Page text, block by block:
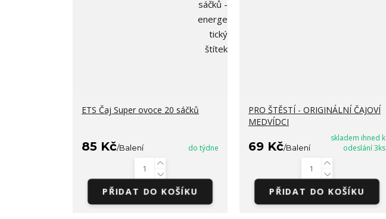
ETS Čaj Super ovoce 20 sáčků
85 Kč/Balení do týdne
PŘIDAT DO KOŠÍKU
PRO ŠTĚSTÍ - ORIGINÁLNÍ ČAJOVÍ
MEDVÍDCI
69 Kč/Balení
skladem ihned k
odeslání 3ks
PŘIDAT DO KOŠÍKU